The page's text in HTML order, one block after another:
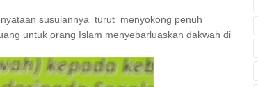
susulannya turut menyokong penuh
untuk orang Islam menyebarluaskan dakwah di